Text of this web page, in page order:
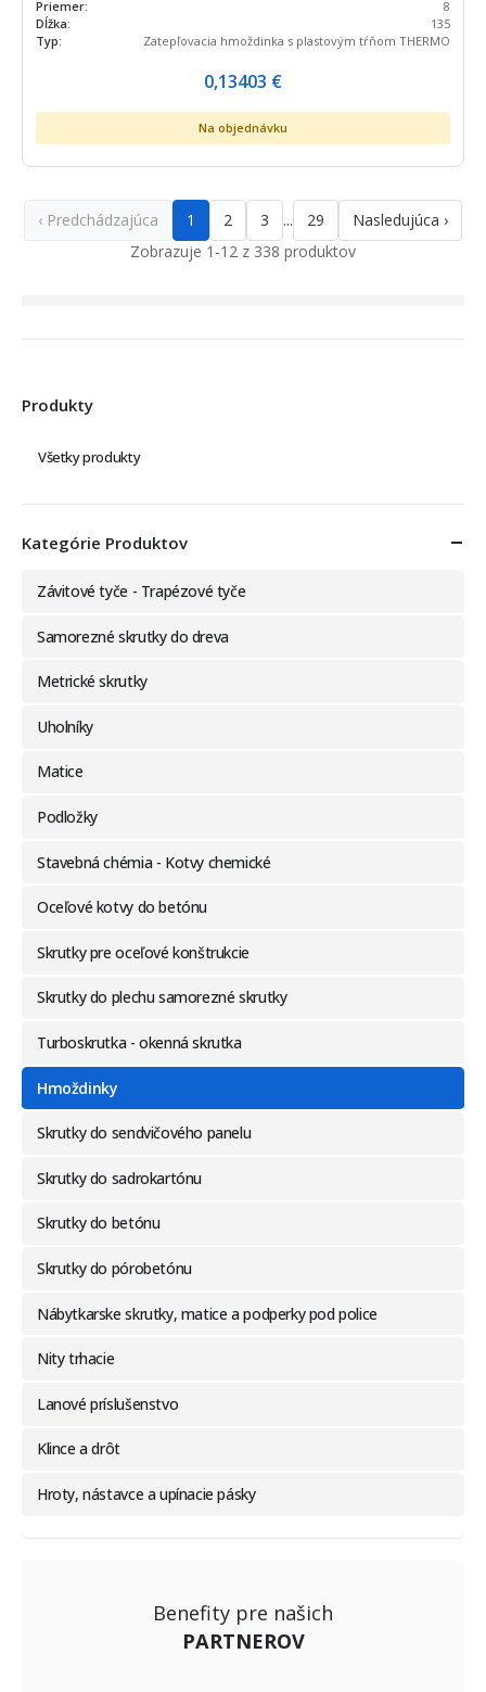
Priemer:
8
Dĺžka:
135
Typ:
Zatepľovacia hmoždinka s plastovým tŕňom THERMO
0,13403 €
Na objednávku
‹ Predchádzajúca 1 2 3 ... 29
Nasledujúca ›
Zobrazuje 1-12 z 338 produktov
Produkty
Všetky produkty
Kategórie Produktov
Závitové tyče - Trapézové tyče
Samorezné skrutky do dreva
Metrické skrutky
Uholníky
Matice
Podložky
Stavebná chémia - Kotvy chemické
Oceľové kotvy do betónu
Skrutky pre oceľové konštrukcie
Skrutky do plechu samorezné skrutky
Turboskrutka - okenná skrutka
Hmoždinky
Skrutky do sendvičového panelu
Skrutky do sadrokartónu
Skrutky do betónu
Skrutky do pórobetónu
Nábytkarske skrutky, matice a podperky pod police
Nity trhacie
Lanové príslušenstvo
Klince a drôt
Hroty, nástavce a upínacie pásky
Benefity pre našich
PARTNEROV